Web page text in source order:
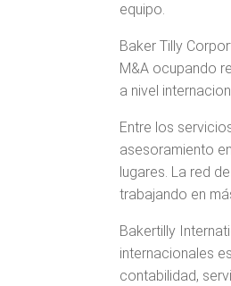
equipo. ​​
​Baker Tilly
M&A ocupando
a nivel
Entre los
asesoramiento
lugares. La red
trabajando en
Bakertilly
internacionales
contabilidad,